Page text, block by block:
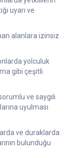
uyarı ve
alanlara izinsiz
yolculuk
gibi çeşitli
ve saygılı
uyulması
ve duraklarda
bulunduğu